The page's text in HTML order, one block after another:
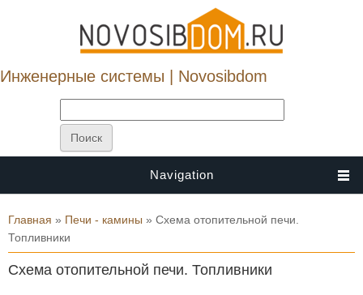
Инженерные системы | Novosibdom
Navigation
Вы здесь
Главная » Печи - камины » Схема отопительной печи.
Топливники
Схема отопительной печи. Топливники